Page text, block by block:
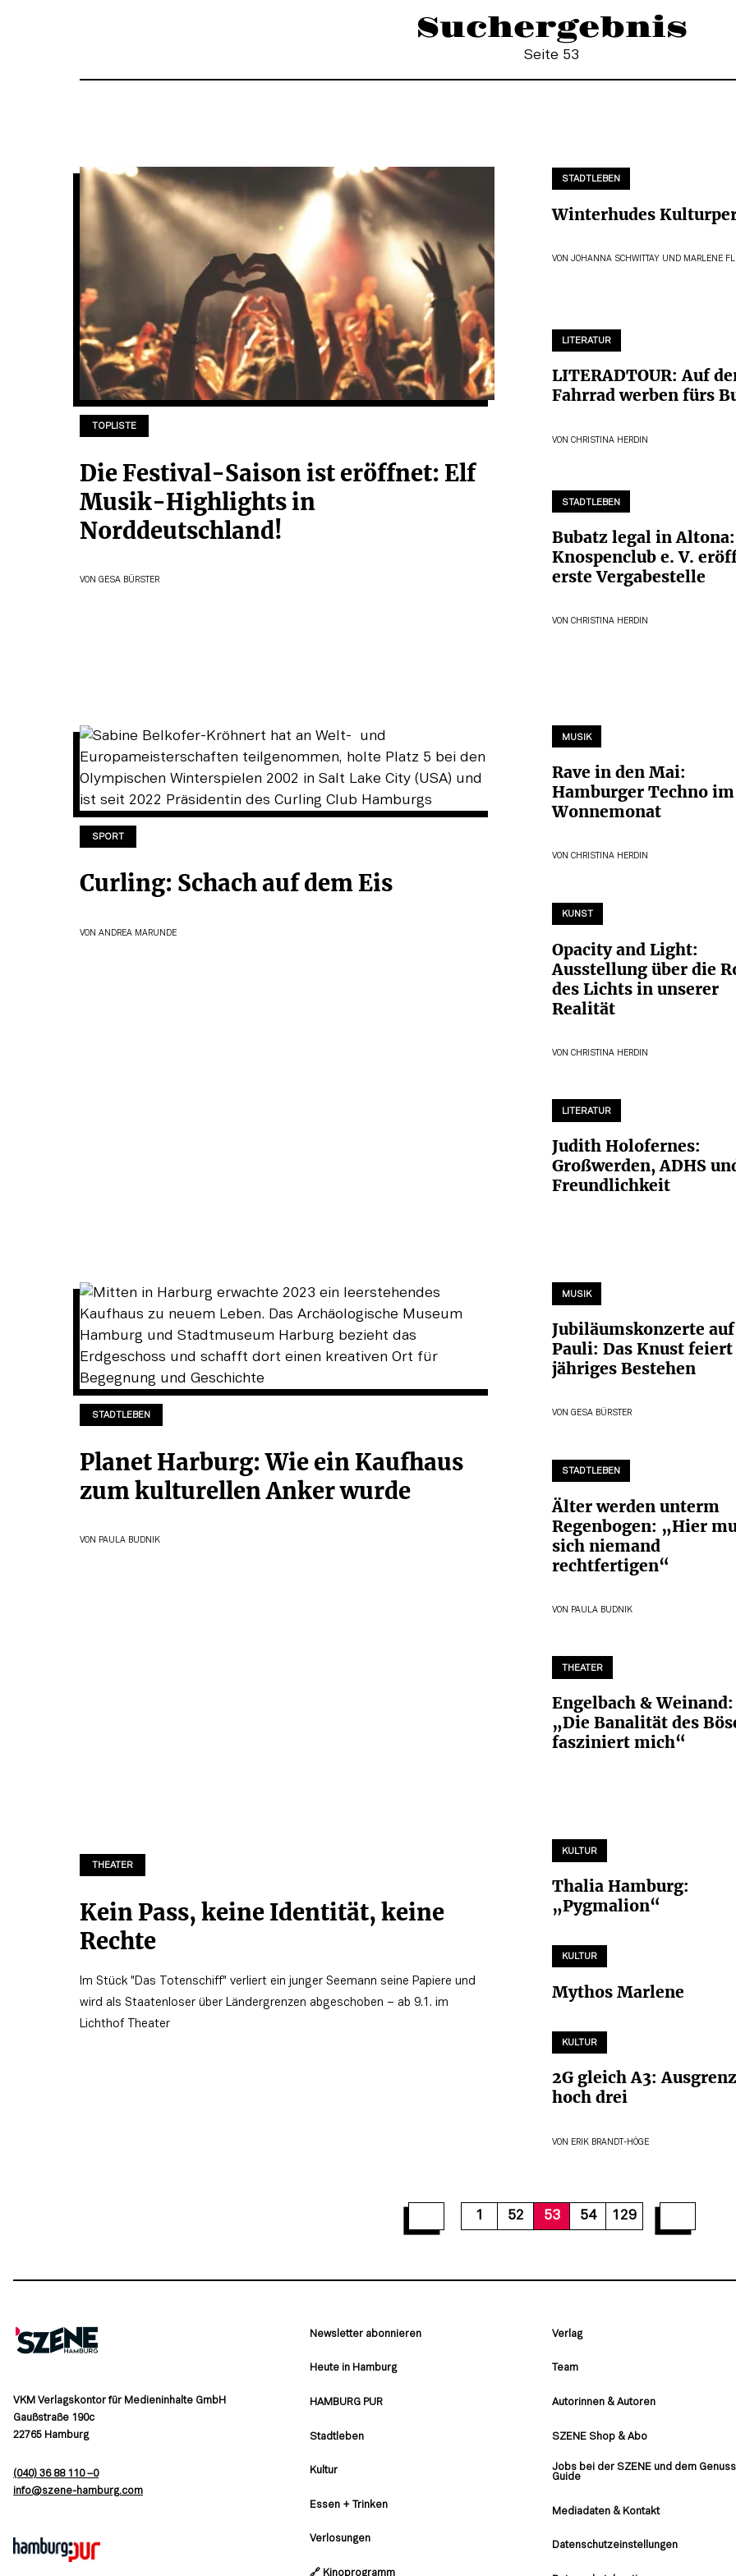
Suchergebnis
Seite 53
TOPLISTE
Die Festival-Saison ist eröffnet: Elf
Musik-Highlights in
Norddeutschland!
VON GESA BÜRSTER
STADTLEBEN
Winterhudes
VON JOHANNA SCHWITTAY UND MARLENE
LITERATUR
LITERADTOUR: Auf
Fahrrad werben fürs
VON CHRISTINA HERDIN
STADTLEBEN
Bubatz legal in
Knospenclub e. V.
erste Vergabestelle
VON CHRISTINA HERDIN
SPORT
Curling: Schach auf dem Eis
VON ANDREA MARUNDE
MUSIK
Rave in den Mai:
Hamburger Techno im
Wonnemonat
VON CHRISTINA HERDIN
KUNST
Opacity and Light:
Ausstellung über die
des Lichts in unserer
Realität
VON CHRISTINA HERDIN
LITERATUR
Judith Holofernes:
Großwerden, ADHS
Freundlichkeit
STADTLEBEN
Planet Harburg: Wie ein Kaufhaus
zum kulturellen Anker wurde
VON PAULA BUDNIK
MUSIK
Jubiläumskonzerte
Pauli: Das Knust
jähriges Bestehen
VON GESA BÜRSTER
STADTLEBEN
Älter werden unterm
Regenbogen: „Hier
sich niemand
rechtfertigen“
VON PAULA BUDNIK
THEATER
Engelbach & Weinand:
„Die Banalität des
fasziniert mich“
THEATER
Kein Pass, keine Identität, keine
Rechte
Im Stück "Das Totenschiff" verliert ein junger Seemann seine Papiere und
wird als Staatenloser über Ländergrenzen abgeschoben – ab 9.1. im
Lichthof Theater
KULTUR
Thalia Hamburg:
„Pygmalion“
KULTUR
Mythos Marlene
KULTUR
2G gleich A3:
hoch drei
VON ERIK BRANDT-HÖGE
1 52 53 54 129
59 62 63 65 6667
VKM Verlagskontor für Medieninhalte GmbH
Gaußstraße 190c
22765 Hamburg
(040) 36 88 110 –0
moc.grubmah-enezs@ofni
Newsletter abonnieren
Heute in Hamburg
HAMBURG PUR
Stadtleben
Kultur
Essen + Trinken
Verlosungen
🔗 Kinoprogramm
Verlag
Team
Autorinnen & Autoren
SZENE Shop & Abo
Jobs bei der SZENE und dem
Guide
Mediadaten & Kontakt
Datenschutzeinstellungen